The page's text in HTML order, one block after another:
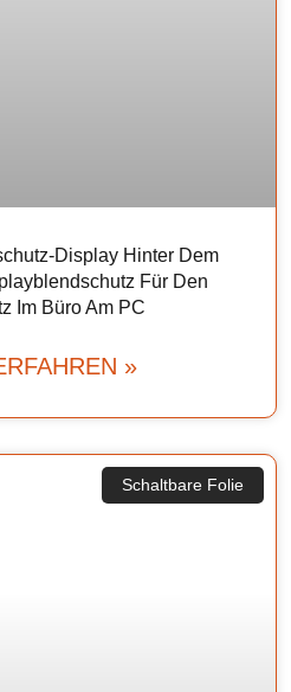
Display Hinter Dem
Für Den
Im Büro Am PC
»
Schaltbare Folie